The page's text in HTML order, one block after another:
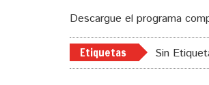
Descargue el programa
Etiquetas Sin